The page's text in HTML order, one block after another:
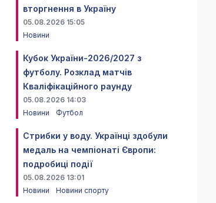
вторгнення в Україну
05.08.2026 15:05
Новини
Кубок України-2026/2027 з
футболу. Розклад матчів
Кваліфікаційного раунду
05.08.2026 14:03
Новини
Футбол
Стрибки у воду. Українці здобули
медаль на чемпіонаті Європи:
подробиці події
05.08.2026 13:01
Новини
Новини спорту